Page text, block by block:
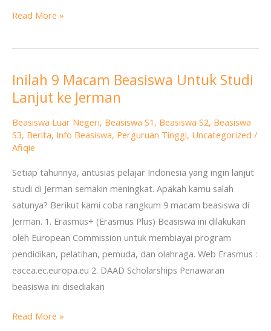
Suffolk,
Read More »
Inilah 9 Macam Beasiswa Untuk Studi
Lanjut ke Jerman
Beasiswa Luar Negeri, Beasiswa S1 , Beasiswa S2, Beasiswa
S3, Berita, Info Beasiswa, Perguruan Tinggi, Uncategorized /
Afiqie
Setiap tahunnya, antusias pelajar Indonesia yang ingin lanjut
studi di Jerman semakin meningkat. Apakah kamu salah
satunya? Berikut kami coba rangkum 9 macam beasiswa di
Jerman. 1. Erasmus+ (Erasmus Plus) Beasiswa ini dilakukan
oleh European Commission untuk membiayai program
pendidikan, pelatihan, pemuda, dan olahraga. Web Erasmus :
eacea.ec.europa.eu 2. DAAD Scholarships Penawaran
beasiswa ini disediakan
Inilah
9
Beasiswa
Untuk
Lanjut
ke
Jerman
Read More »